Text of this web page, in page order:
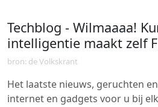
Techblog - Wilmaaaa!
intelligentie maakt zelf
bron: de Volkskrant
Het laatste nieuws, geruchten
internet en gadgets voor u bij